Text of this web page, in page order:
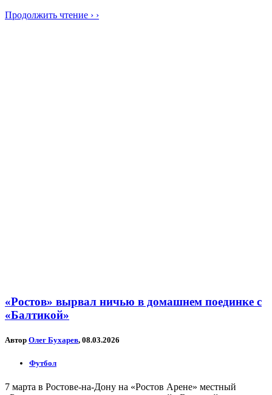
Продолжить чтение › ›
«Ростов» вырвал ничью в домашнем поединке с
«Балтикой»
Автор Олег Бухарев, 08.03.2026
Футбол
7 марта в Ростове-на-Дону на «Ростов Арене» местный